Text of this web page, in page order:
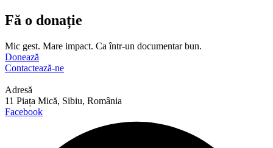
Fă o donație
Mic gest. Mare impact. Ca într-un documentar bun.
Donează
Contactează-ne
Adresă
11 Piața Mică, Sibiu, România
Facebook